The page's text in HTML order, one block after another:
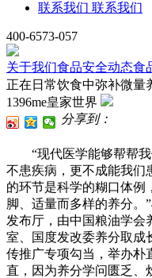
联系我们 联系我们
400-6573-057
关于我们食品安全动态食
正在日常饮食中弥补微量
1396me皇家世界
分享到：
“现代医学能够帮帮我
不患疾病，更不成能我们
的环节是科学的糊口体例
脚、适量而多样的养分。
发布厅，由中国粮油学会
室、国度发改委养分取成
传推广专项勾当，举办朴
直，因为养分学问匮乏、